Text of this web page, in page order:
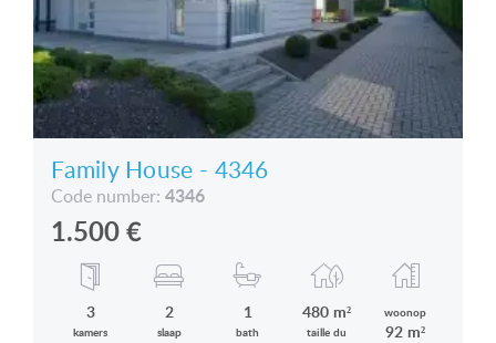
Family House - 4346
Code number: 4346
1.500€
3
kamers
2
slaap
1
bath
480 m²
taille du
woonop
92 m²